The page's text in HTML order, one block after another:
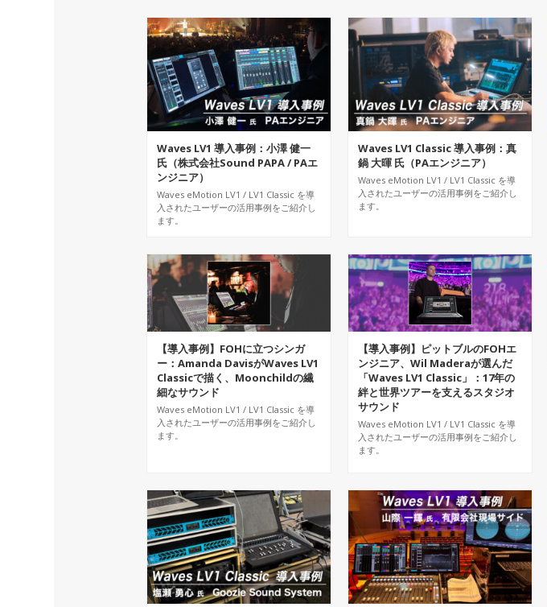
Waves LV1 導入事例：小澤 健一
氏（株式会社Sound PAPA / PAエ
ンジニア）
Waves eMotion LV1 / LV1 Classic を導
入されたユーザーの活用事例をご紹介し
ます。
Waves LV1 Classic 導入事例：真
鍋 大暉 氏（PAエンジニア）
Waves eMotion LV1 / LV1 Classic を導
入されたユーザーの活用事例をご紹介し
ます。
【導入事例】FOHに立つシンガ
ー：Amanda DavisがWaves LV1
Classicで描く、Moonchildの繊
細なサウンド
Waves eMotion LV1 / LV1 Classic を導
入されたユーザーの活用事例をご紹介し
ます。
【導入事例】ピットブルのFOHエ
ンジニア、Wil Maderaが選んだ
「Waves LV1 Classic」：17年の
絆と世界ツアーを支えるスタジオ
サウンド
Waves eMotion LV1 / LV1 Classic を導
入されたユーザーの活用事例をご紹介し
ます。